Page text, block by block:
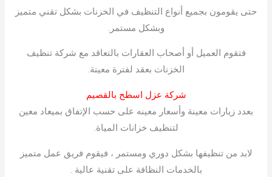
حتى يقومون بجميع أنواع التنظيف في الخزنات بشكل تقني متميز
وبشكل مستمر.
فتقوم العميل أو أصحاب العقارات بالتعاقد مع شركة تنظيف
الخزنات بعقد لفترة معينة.
شركة عزل اسطح بالقصيم
بعدد زيارات معينة وأسعار معينه على حسب الإتفاق بميعاد معين
لتنظيف خزانات المياة.
لابد من تنظيفها بشكل دوري ومستمر ، فيقوم فريق عمل متميز
بالخدمات النظافة على تقنية عالية .